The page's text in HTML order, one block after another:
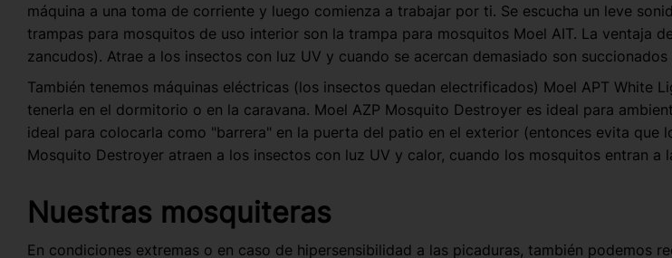
máquina a una toma de corriente y luego comienza a trabajar por ti. Se escucha un leve
trampas para mosquitos de uso interior son la trampa para mosquitos Moel AIT. La ventaja
zancudos). Atrae a los insectos con luz UV y cuando se acercan demasiado son
También tenemos máquinas eléctricas (los insectos quedan electrificados) Moel APT White
tenerla en el dormitorio o en la caravana. Moel AZP Mosquito Destroyer es ideal para
ideal para colocarla como "barrera" en la puerta del patio en el exterior (entonces evita que
Mosquito Destroyer atraen a los insectos con luz UV y calor, cuando los mosquitos entran a
Nuestras mosquiteras
En condiciones extremas o en caso de hipersensibilidad a las picaduras, también podemos